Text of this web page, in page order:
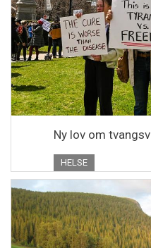
Ny lov om
HELSE